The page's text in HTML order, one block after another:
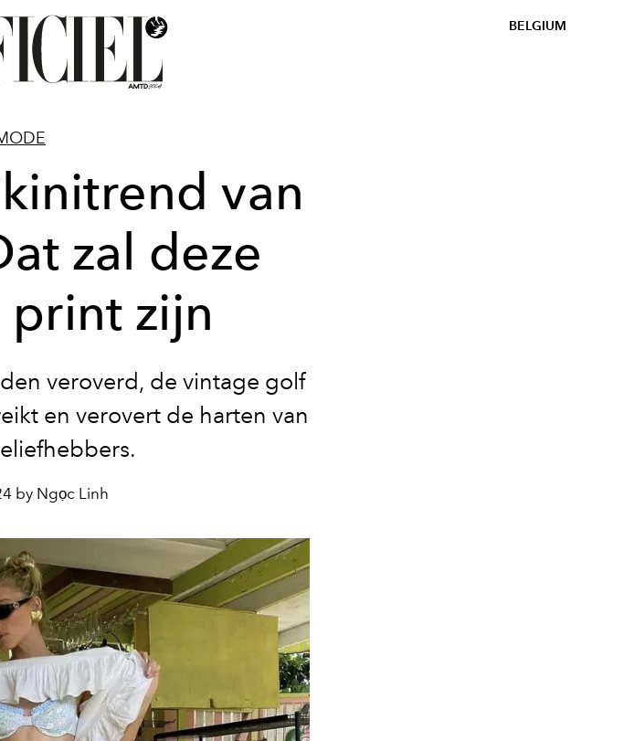
BELGIUM
van
zal deze
zijn
veroverd, de vintage golf
en verovert de harten van
by Ngọc Linh